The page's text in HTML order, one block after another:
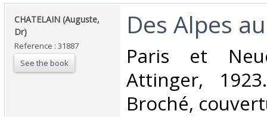
‎CHATELAIN (Auguste,
Dr)‎
Reference : 31887
See the book
‎Des Alpes
‎Paris et
Attinger,
Broché,